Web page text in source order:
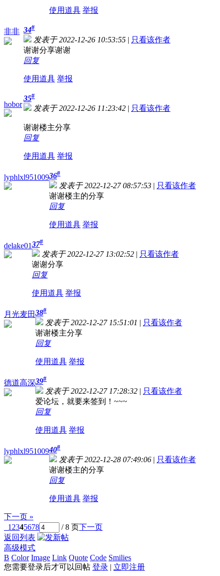
使用道具 举报
非非 34#
发表于 2022-12-26 10:53:55 | 只看该作者
谢谢分享谢谢
回复
使用道具 举报
hobor
35#
发表于 2022-12-26 11:23:42 | 只看该作者
谢谢楼主分享
回复
使用道具 举报
lyphlxl95100936#
发表于 2022-12-27 08:57:53 | 只看该作者
谢谢楼主的分享
回复
使用道具 举报
delake0137#
发表于 2022-12-27 13:02:52 | 只看该作者
谢谢分享
回复
使用道具 举报
月光麦田38#
发表于 2022-12-27 15:51:01 | 只看该作者
谢谢楼主分享
回复
使用道具 举报
德道高深39#
发表于 2022-12-27 17:28:32 | 只看该作者
爱论坛，就要来签到！~~~
回复
使用道具 举报
lyphlxl95100940#
发表于 2022-12-28 07:49:06 | 只看该作者
谢谢楼主的分享
回复
使用道具 举报
下一页 »
1 2345678 / 8 页下一页
返回列表
高级模式
B Color Image Link Quote Code Smilies
您需要登录后才可以回帖 登录 | 立即注册